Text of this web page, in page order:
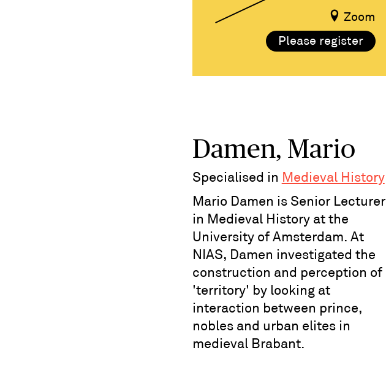
Zoom
Please register
Damen, Mario
Specialised in Medieval History
Mario Damen is Senior Lecturer
in Medieval History at the
University of Amsterdam. At
NIAS, Damen investigated the
construction and perception of
'territory' by looking at
interaction between prince,
nobles and urban elites in
medieval Brabant.